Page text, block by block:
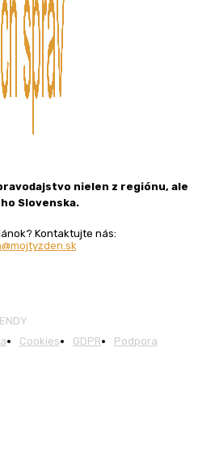
nielen z regiónu, ale
Slovenska.
Kontaktujte nás:
Cookies GDPR Podpora